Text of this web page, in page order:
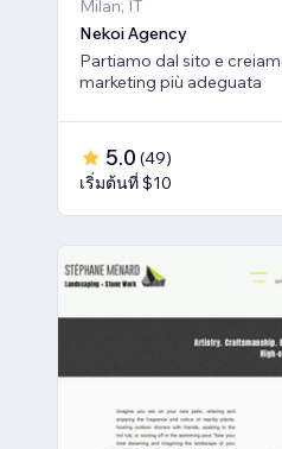
Milan, IT
Nekoi Agency
Partiamo dal sito e
marketing più adeguata
5.0 (49)
เริ่มต้นที่ $10